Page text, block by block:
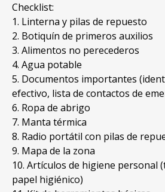
Checklist:
1. Linterna y pilas de repuesto
2. Botiquín de primeros auxilios
3. Alimentos no perecederos
4. Agua potable
5. Documentos importantes
efectivo, lista de contactos de
6. Ropa de abrigo
7. Manta térmica
8. Radio portátil con pilas de
9. Mapa de la zona
10. Artículos de higiene personal
papel higiénico)